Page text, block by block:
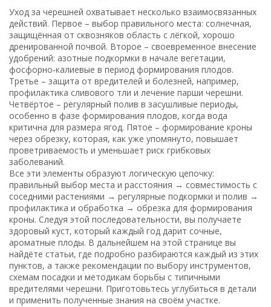
Уход за черешней охватывает несколько взаимосвязанных
действий. Первое – выбор правильного места: солнечная,
защищённая от сквозняков область с лёгкой, хорошо
дренированной почвой. Второе – своевременное внесение
удобрений: азотные подкормки в начале вегетации,
фосфорно‑калиевые в период формирования плодов.
Третье – защита от вредителей и болезней, например,
профилактика сливового тли и лечение парши черешни.
Четвёртое – регулярный полив в засушливые периоды,
особенно в фазе формирования плодов, когда вода
критична для размера ягод. Пятое – формирование кроны
через обрезку, которая, как уже упомянуто, повышает
проветриваемость и уменьшает риск грибковых
заболеваний.
Все эти элементы образуют логическую цепочку:
правильный выбор места и расстояния → совместимость с
соседними растениями → регулярные подкормки и полив →
профилактика и обработка → обрезка для формирования
кроны. Следуя этой последовательности, вы получаете
здоровый куст, который каждый год дарит сочные,
ароматные плоды. В дальнейшем на этой странице вы
найдёте статьи, где подробно разбираются каждый из этих
пунктов, а также рекомендации по выбору инструментов,
схемам посадки и методикам борьбы с типичными
вредителями черешни. Приготовьтесь углубиться в детали
и применить полученные знания на своём участке.